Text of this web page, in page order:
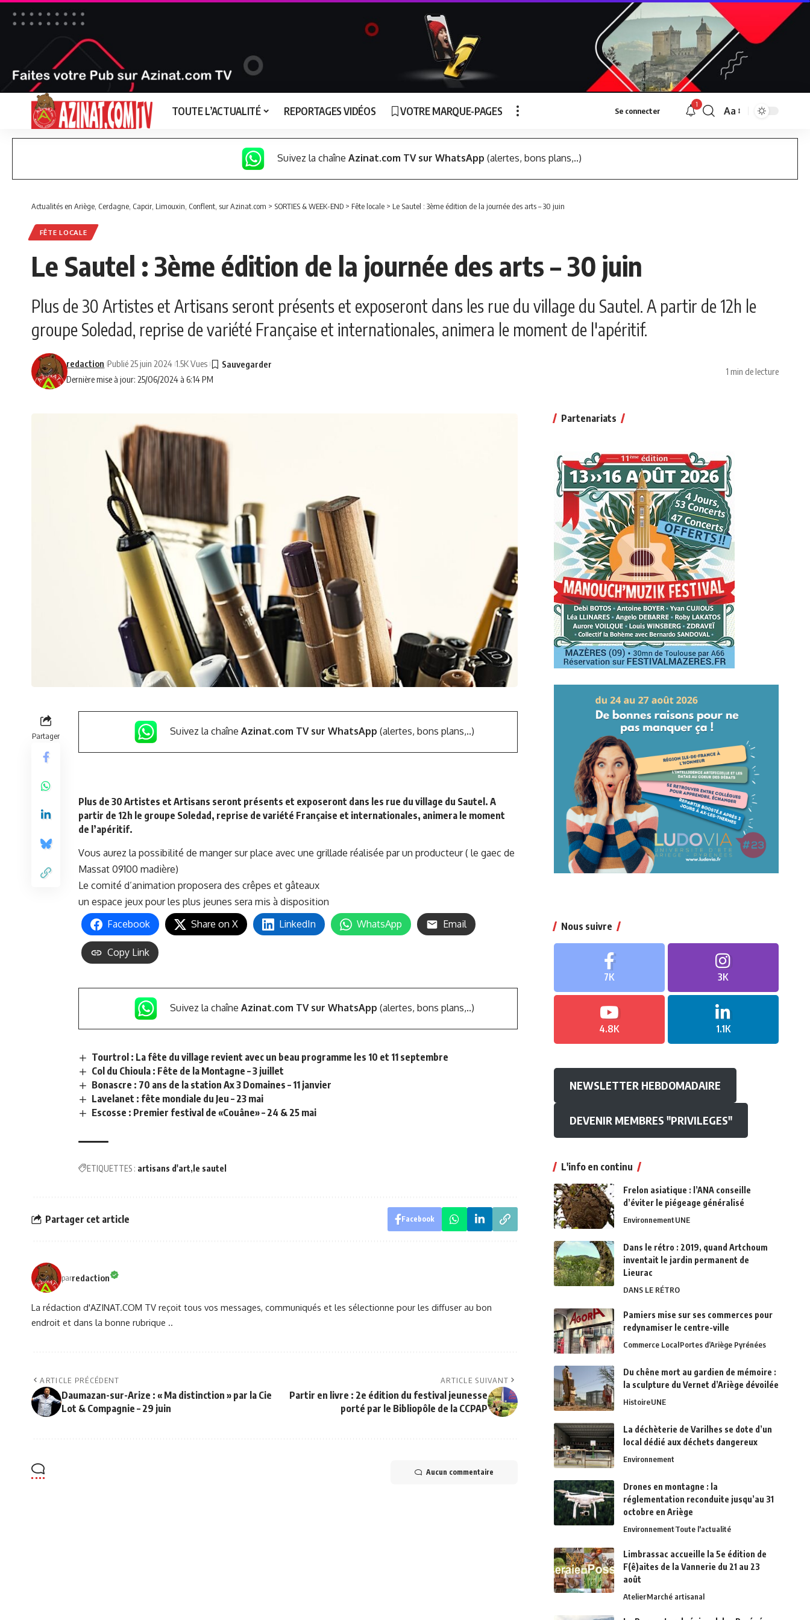
TOUTE L’ACTUALITÉ REPORTAGES VIDÉOS VOTRE MARQUE-PAGES Se connecter
1
Font
Aa
Suivez la chaîne Azinat.com TV sur WhatsApp (alertes, bons plans,..)
Actualités en Ariège, Cerdagne, Capcir, Limouxin, Conflent, sur Azinat.com > SORTIES & WEEK-END > Fête locale > Le Sautel : 3ème édition de la journée des arts – 30 juin
FÊTE LOCALE
Le Sautel : 3ème édition de la journée des arts – 30 juin
Plus de 30 Artistes et Artisans seront présents et exposeront dans les rue du village du Sautel. A partir de 12h le
groupe Soledad, reprise de variété Française et internationales, animera le moment de l'apéritif.
Dernière mise à jour: 25/06/2024 à 6:14 PM
redaction Publié 25 juin 2024 1.5K Vues
1 min de lecture
Partager Suivez la chaîne Azinat.com TV sur WhatsApp (alertes, bons plans,..)
Plus de 30 Artistes et Artisans seront présents et exposeront dans les rue du village du Sautel. A
partir de 12h le groupe Soledad, reprise de variété Française et internationales, animera le moment
de l’apéritif.
Vous aurez la possibilité de manger sur place avec une grillade réalisée par un producteur ( le gaec de
Massat 09100 madière)
Le comité d’animation proposera des crêpes et gâteaux
un espace jeux pour les plus jeunes sera mis à disposition
Facebook
Share on X LinkedIn WhatsApp Email
Copy Link
Suivez la chaîne Azinat.com TV sur WhatsApp (alertes, bons plans,..)
Tourtrol : La fête du village revient avec un beau programme les 10 et 11 septembre
Col du Chioula : Fête de la Montagne – 3 juillet
Bonascre : 70 ans de la station Ax 3 Domaines – 11 janvier
Lavelanet : fête mondiale du Jeu – 23 mai
Escosse : Premier festival de «Couâne» – 24 & 25 mai
ETIQUETTES : artisans d'art le sautel
Partager cet article Facebook
parredaction
La rédaction d'AZINAT.COM TV reçoit tous vos messages, communiqués et les sélectionne pour les diffuser au bon
endroit et dans la bonne rubrique ..
ARTICLE PRÉCÉDENT
Daumazan-sur-Arize : « Ma distinction » par la Cie
Lot & Compagnie – 29 juin
ARTICLE SUIVANT
Partir en livre : 2e édition du festival jeunesse
porté par le Bibliopôle de la CCPAP
Aucun commentaire
Partenariats
Nous suivre
7K 3K
4.8K 1.1K
NEWSLETTER HEBDOMADAIRE
DEVENIR MEMBRES "PRIVILEGES"
L'info en continu
Frelon asiatique : l’ANA conseille
d’éviter le piégeage généralisé
EnvironnementUNE
Dans le rétro : 2019, quand Artchoum
inventait le jardin permanent de
Lieurac
DANS LE RÉTRO
Pamiers mise sur ses commerces pour
redynamiser le centre-ville
Commerce LocalPortes d’Ariège Pyrénées
Du chêne mort au gardien de mémoire :
la sculpture du Vernet d’Ariège dévoilée
HistoireUNE
La déchèterie de Varilhes se dote d’un
local dédié aux déchets dangereux
Environnement
Drones en montagne : la
réglementation reconduite jusqu’au 31
octobre en Ariège
EnvironnementToute l'actualité
Limbrassac accueille la 5e édition de
F(ê)aites de la Vannerie du 21 au 23
août
AtelierMarché artisanal